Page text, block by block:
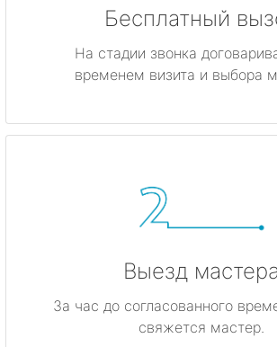
Бесплатный
На стадии звонка
временем визита и выбора
Выезд мастера
За час до согласованного
свяжется мастер.